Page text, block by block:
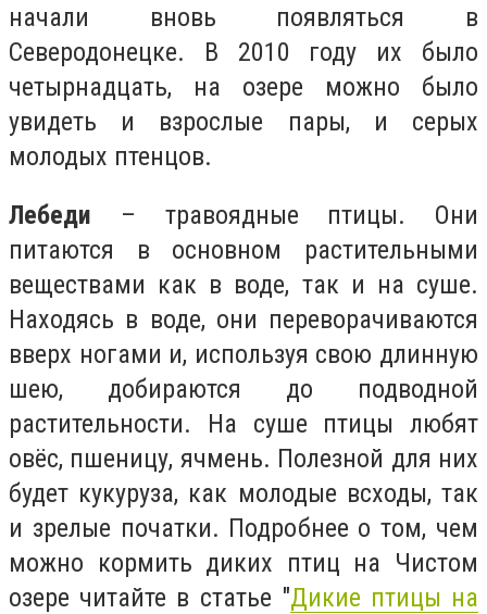
начали вновь появляться в
Северодонецке. В 2010 году их было
четырнадцать, на озере можно было
увидеть и взрослые пары, и серых
молодых птенцов.
Лебеди – травоядные птицы. Они
питаются в основном растительными
веществами как в воде, так и на суше.
Находясь в воде, они переворачиваются
вверх ногами и, используя свою длинную
шею, добираются до подводной
растительности. На суше птицы любят
овёс, пшеницу, ячмень. Полезной для них
будет кукуруза, как молодые всходы, так
и зрелые початки. Подробнее о том, чем
можно кормить диких птиц на Чистом
озере читайте в статье "Дикие птицы на